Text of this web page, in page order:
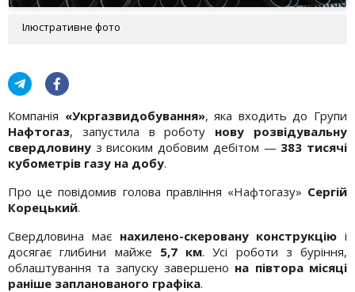
Ілюстративне фото
Компанія «Укргазвидобування», яка входить до Групи
Нафтогаз, запустила в роботу нову розвідувальну
свердловину з високим добовим дебітом — 383 тисячі
кубометрів газу на добу.
Про це повідомив голова правління «Нафтогазу» Сергій
Корецький.
Свердловина має нахилено-скеровану конструкцію і
досягає глибини майже 5,7 км. Усі роботи з буріння,
облаштування та запуску завершено на півтора місяці
раніше запланованого графіка.